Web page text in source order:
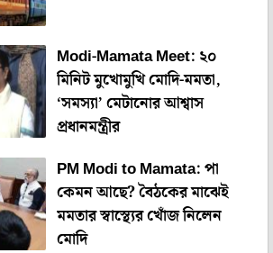
Modi-Mamata Meet: ২০
মিনিট মুখোমুখি মোদি-মমতা,
‘সমস্যা’ মেটানোর আশ্বাস
প্রধানমন্ত্রীর
PM Modi to Mamata: পা
কেমন আছে? বৈঠকের মাঝেই
মমতার স্বাস্থ্যের খোঁজ নিলেন
মোদি